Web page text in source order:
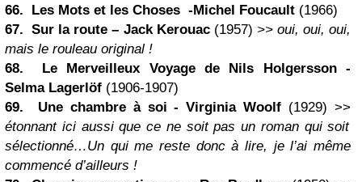
66. Les Mots et les Choses -Michel Foucault (1966)
67. Sur la route – Jack Kerouac (1957) >> oui, oui, oui,
mais le rouleau original !
68. Le Merveilleux Voyage de Nils Holgersson -
Selma Lagerlöf (1906-1907)
69. Une chambre à soi -Virginia Woolf (1929) >>
étonnant ici aussi que ce ne soit pas un roman qui soit
sélectionné…Un qui me reste donc à lire, je l’ai même
commencé d’ailleurs !